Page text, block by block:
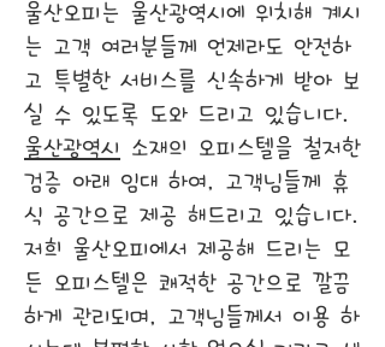
울산오피는 울산광역시에 위치해 계시
는 고객 여러분들께 언제라도 안전하
고 특별한 서비스를 신속하게 받아 보
실 수 있도록 도와 드리고 있습니다.
울산광역시 소재의 오피스텔을 철저한
검증 아래 임대 하여, 고객님들께 휴
식 공간으로 제공 해드리고 있습니다.
저희 울산오피에서 제공해 드리는 모
든 오피스텔은 쾌적한 공간으로 깔끔
하게 관리되며, 고객님들께서 이용 하